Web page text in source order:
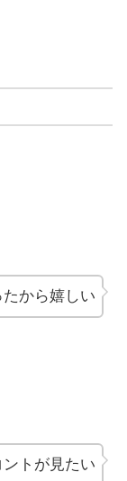
から嬉しい
トが見たい